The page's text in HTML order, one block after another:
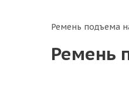
Ремень подъема
Ремень